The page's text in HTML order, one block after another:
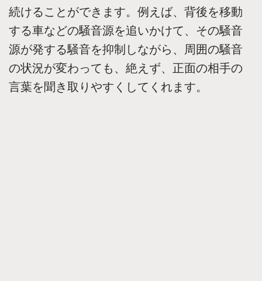
続けることができます。例えば、背後を移動
する車などの騒音源を追いかけて、その騒音
源が発する騒音を抑制しながら、周囲の騒音
の状況が変わっても、絶えず、正面の相手の
言葉を聞き取りやすくしてくれます。